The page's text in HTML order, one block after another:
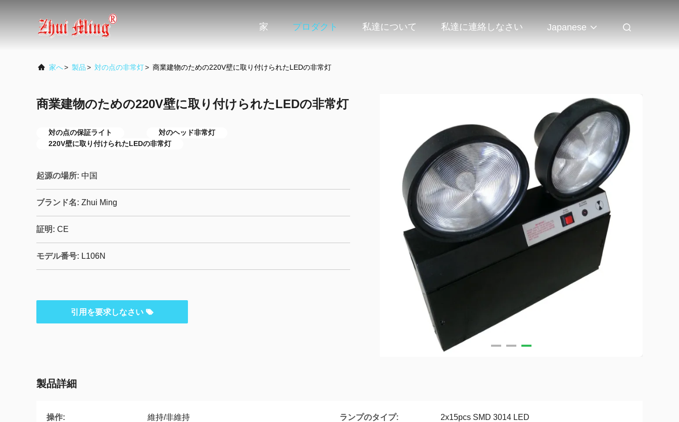
家 プロダクト 私達について 私達に連絡しなさい Japanese
家へ> 製品> 対の点の非常灯> 商業建物のための220V壁に取り付けられたLEDの非常灯
商業建物のための220V壁に取り付けられたLEDの非常灯
対の点の保証ライト
対のヘッド非常灯
220V壁に取り付けられたLEDの非常灯
起源の場所: 中国
ブランド名: Zhui Ming
証明: CE
モデル番号: L106N
引用を要求しなさい
製品詳細
操作: 維持/非維持 ランプのタイプ: 2x15pcs SMD 3014 LED